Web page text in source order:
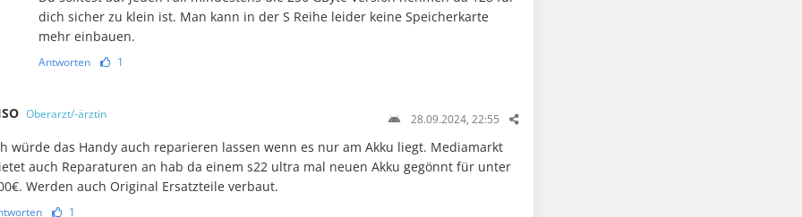
dich sicher zu klein ist. Man kann in der S Reihe leider keine Speicherkarte
mehr einbauen.
Antworten 1
Oberarzt/-ärztin 28.09.2024, 22:55
würde das Handy auch reparieren lassen wenn es nur am Akku liegt. Mediamarkt
auch Reparaturen an hab da einem s22 ultra mal neuen Akku gegönnt für unter
Werden auch Original Ersatzteile verbaut.
1